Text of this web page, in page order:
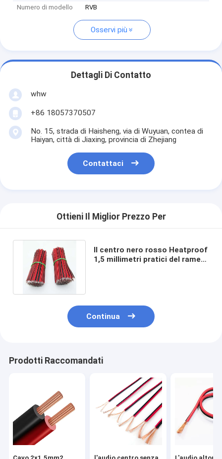
Numero di modello
RVB
Osservi più
Dettagli Di Contatto
whw
+86 18057370507
No. 15, strada di Haisheng, via di Wuyuan, contea di
Haiyan, città di Jiaxing, provincia di Zhejiang
Contattaci
Ottieni Il Miglior Prezzo Per
Il centro nero rosso Heatproof
1,5 millimetri pratici del rame
Continua
Prodotti Raccomandati